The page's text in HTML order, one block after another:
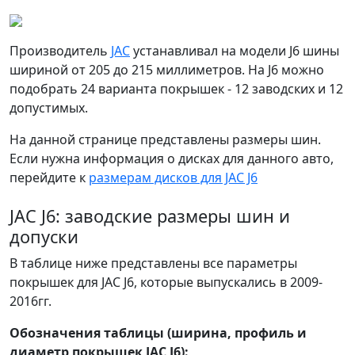
Производитель JACустанавливал на модели J6 шины
шириной от 205 до 215 миллиметров. На J6 можно
подобрать 24 варианта покрышек - 12 заводских и 12
допустимых.
На данной странице представлены размеры шин.
Если нужна информация о дисках для данного авто,
перейдите к размерам дисков для JAC J6
JAC J6: заводские размеры шин и
допуски
В таблице ниже представлены все параметры
покрышек для JAC J6, которые выпускались в 2009-
2016гг.
Обозначения таблицы (ширина, профиль и